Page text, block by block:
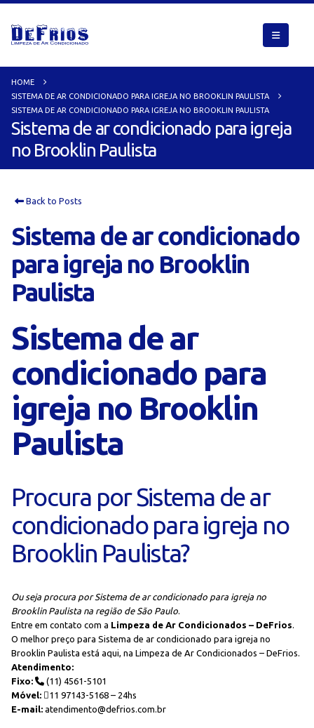
HOME
SISTEMA DE AR CONDICIONADO PARA IGREJA NO BROOKLIN PAULISTA
SISTEMA DE AR CONDICIONADO PARA IGREJA NO BROOKLIN PAULISTA
Sistema de ar condicionado para igreja
no Brooklin Paulista
Back to Posts
Sistema de ar condicionado
para igreja no Brooklin
Paulista
Sistema de ar
condicionado para
igreja no Brooklin
Paulista
Procura por Sistema de ar
condicionado para igreja no
Brooklin Paulista?
Ou seja procura por Sistema de ar condicionado para igreja no
Brooklin Paulista na região de São Paulo.
Entre em contato com a Limpeza de Ar Condicionados – DeFrios.
O melhor preço para Sistema de ar condicionado para igreja no
Brooklin Paulista está aqui, na Limpeza de Ar Condicionados – DeFrios.
Atendimento:
Fixo:
(11) 4561-5101
Móvel:
11 97143-5168 – 24hs
E-mail: atendimento@defrios.com.br